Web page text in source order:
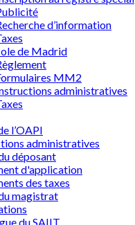
d’information
de Madrid
MM2
administratives
l’OAPI
administratives
déposant
d'application
des taxes
magistrat
du SAIIT